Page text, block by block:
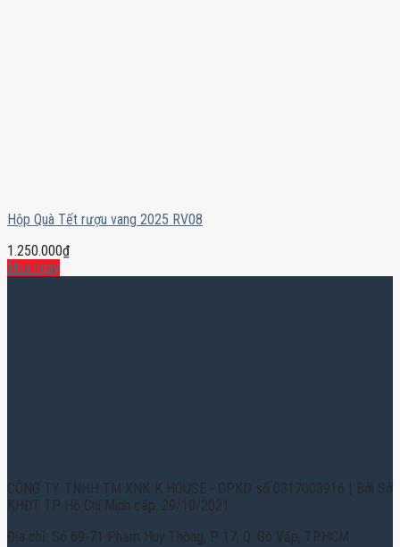
Hộp Quà Tết rượu vang 2025 RV08
1.250.000₫
Mua ngay
CÔNG TY TNHH TM XNK K HOUSE - GPKD số 0317003916 | Bởi Sở
KHĐT TP. Hồ Chí Minh cấp: 29/10/2021
Địa chỉ: Số 69-71 Phạm Huy Thông, P. 17, Q. Gò Vấp, TPHCM